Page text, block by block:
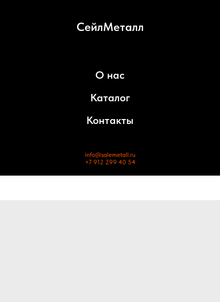
СейлМеталл
О нас
Каталог
Контакты
info@salemetall.ru
+7 912 299 40 54